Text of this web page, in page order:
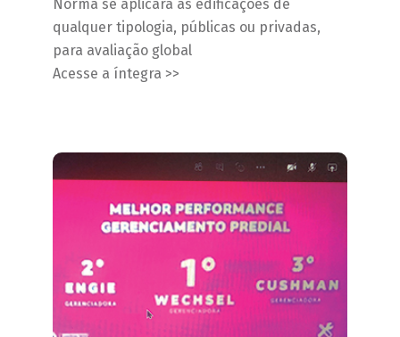
Norma se aplicará às edificações de
qualquer tipologia, públicas ou privadas,
para avaliação global
Acesse a íntegra >>